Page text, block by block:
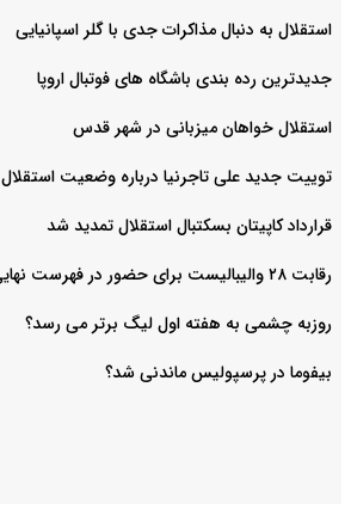
استقلال به دنبال مذاکرات جدی با گلر اسپانیایی
جدیدترین رده بندی باشگاه های فوتبال اروپا
استقلال خواهان میزبانی در شهر قدس
توییت جدید علی تاجرنیا درباره وضعیت استقلال
قرارداد کاپیتان بسکتبال استقلال تمدید شد
رقابت ۲۸ والیبالیست برای حضور در فهرست نهایی
روزبه چشمی به هفته اول لیگ برتر می رسد؟
بیفوما در پرسپولیس ماندنی شد؟